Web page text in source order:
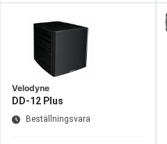
Velodyne
DD-12 Plus
Beställningsvara